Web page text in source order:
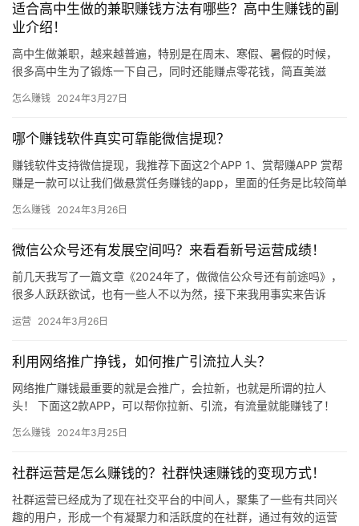
运
产
品
适合高中生做的兼职赚钱方法有哪些？高中生赚钱的副
业介绍！
高中生做兼职，越来越普遍，特别是在周末、寒假、暑假的时候，
很多高中生为了锻炼一下自己，同时还能赚点零花钱，简直美滋
技术性…
怎么赚钱 2024年3月27日
哪个赚钱软件真实可靠能微信提现？
赚钱软件支持微信提现，我推荐下面这2个APP 1、赏帮赚APP 赏帮
赚是一款可以让我们做悬赏任务赚钱的app，里面的任务是比较简单
怎么赚钱 2024年3月26日
微信公众号还有发展空间吗？来看看新号运营成绩！
前几天我写了一篇文章《2024年了，做微信公众号还有前途吗》，
很多人跃跃欲试，也有一些人不以为然，接下来我用事实来告诉
百…
运营 2024年3月26日
利用网络推广挣钱，如何推广引流拉人头？
网络推广赚钱最重要的就是会推广，会拉新，也就是所谓的拉人
头！ 下面这2款APP，可以帮你拉新、引流，有流量就能赚钱了！
怎么赚钱 2024年3月25日
社群运营是怎么赚钱的？社群快速赚钱的变现方式！
社群运营已经成为了现在社交平台的中间人，聚集了一些有共同兴
趣的用户，形成一个有凝聚力和活跃度的在社群，通过有效的运营